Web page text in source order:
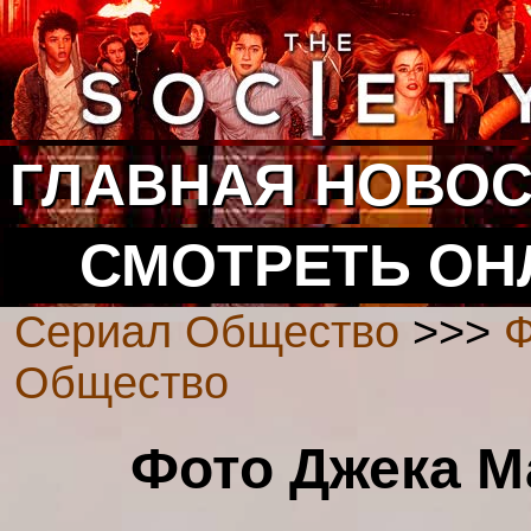
ГЛАВНАЯ
СМОТРЕТЬ
Сериал Общество >>>
Общество
Фото Джека